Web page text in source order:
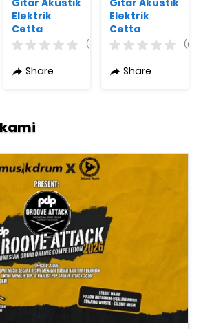
Gitar Akustik
Elektrik
Cetta
DR32SE
Warna
(0)
Share
Gitar Akustik
Elektrik
Cetta
LV33SCE
Vintage
(0)
Share